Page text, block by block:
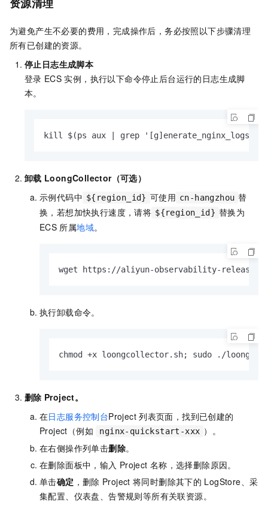
资源清理
为避免产生不必要的费用，完成操作后，务必按照以下步骤清理
所有已创建的资源。
停止日志生成脚本
登录 ECS 实例，执行以下命令停止后台运行的日志生成脚
本。
kill $(ps aux | grep
卸载 LoongCollector（可选）
示例代码中 ${region_id} 可使用 cn-hangzhou 替
换，若想加快执行速度，请将 ${region_id} 替换为
ECS 所属地域。
wget https://aliyun-observability-release-
执行卸载命令。
chmod +x loongcollector.sh; sudo ./
删除 Project。
在日志服务控制台Project 列表页面，找到已创建的
Project（例如
nginx-quickstart-xxx ）。
在右侧操作列单击删除。
在删除面板中，输入 Project 名称，选择删除原因。
单击确定 ，删除 Project 将同时删除其下的 LogStore、采
集配置、仪表盘、告警规则等所有关联资源。